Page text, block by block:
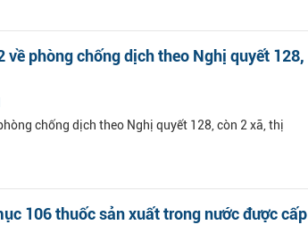
về phòng chống dịch theo Nghị quyết 128,
chống dịch theo Nghị quyết 128, còn 2 xã, thị
106 thuốc sản xuất trong nước được cấp